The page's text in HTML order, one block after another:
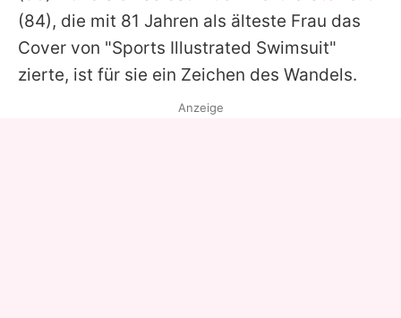
(84), die mit 81 Jahren als älteste Frau das
Cover von "Sports Illustrated Swimsuit"
zierte, ist für sie ein Zeichen des Wandels.
Anzeige